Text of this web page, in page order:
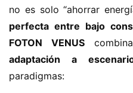
no es solo “ahorrar
perfecta entre bajo
FOTON VENUS​
adaptación a
paradigmas: